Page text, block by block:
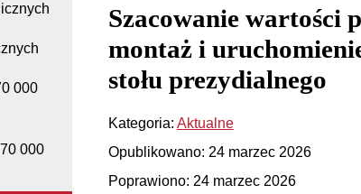
000
000
Szacowanie wartości
montaż i
stołu prezydialnego
Kategoria: Aktualne
Opublikowano: 24 marzec 2026
Poprawiono: 24 marzec 2026